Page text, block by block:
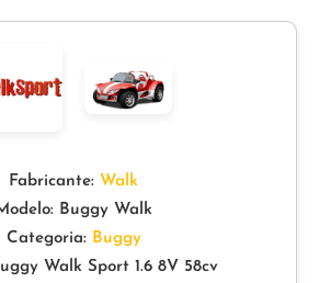
Fabricante: Walk
Buggy Walk
Categoria: Buggy
Walk Sport 1.6 8V 58cv